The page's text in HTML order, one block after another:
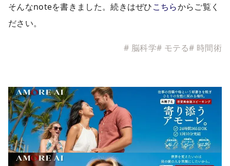
そんなnoteを書きました。続きはぜひこちらからご覧く
ださい。
# 脳科学# モテる# 時間術